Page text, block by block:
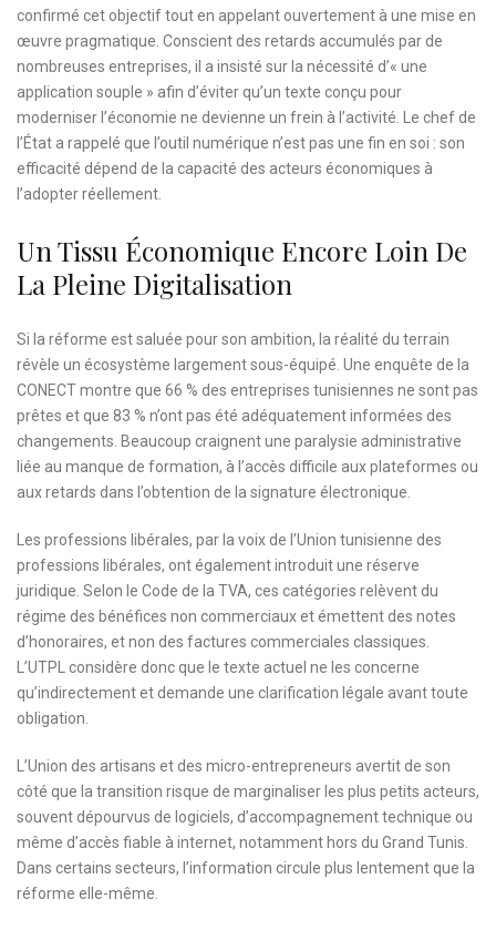
confirmé cet objectif tout en appelant ouvertement à une mise en
œuvre pragmatique. Conscient des retards accumulés par de
nombreuses entreprises, il a insisté sur la nécessité d’« une
application souple » afin d’éviter qu’un texte conçu pour
moderniser l’économie ne devienne un frein à l’activité. Le chef de
l’État a rappelé que l’outil numérique n’est pas une fin en soi : son
efficacité dépend de la capacité des acteurs économiques à
l’adopter réellement.
Un Tissu Économique Encore Loin De
La Pleine Digitalisation
Si la réforme est saluée pour son ambition, la réalité du terrain
révèle un écosystème largement sous-équipé. Une enquête de la
CONECT montre que 66 % des entreprises tunisiennes ne sont pas
prêtes et que 83 % n’ont pas été adéquatement informées des
changements. Beaucoup craignent une paralysie administrative
liée au manque de formation, à l’accès difficile aux plateformes ou
aux retards dans l’obtention de la signature électronique.
Les professions libérales, par la voix de l’Union tunisienne des
professions libérales, ont également introduit une réserve
juridique. Selon le Code de la TVA, ces catégories relèvent du
régime des bénéfices non commerciaux et émettent des notes
d’honoraires, et non des factures commerciales classiques.
L’UTPL considère donc que le texte actuel ne les concerne
qu’indirectement et demande une clarification légale avant toute
obligation.
L’Union des artisans et des micro-entrepreneurs avertit de son
côté que la transition risque de marginaliser les plus petits acteurs,
souvent dépourvus de logiciels, d’accompagnement technique ou
même d’accès fiable à internet, notamment hors du Grand Tunis.
Dans certains secteurs, l’information circule plus lentement que la
réforme elle-même.